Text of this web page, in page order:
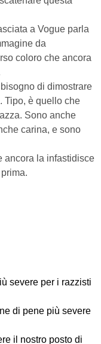
a Vogue parla
da
coloro che ancora
di dimostrare
Tipo, è quello che
Sono anche
carina, e sono
ancora la infastidisce
di pene più severe
il nostro posto di